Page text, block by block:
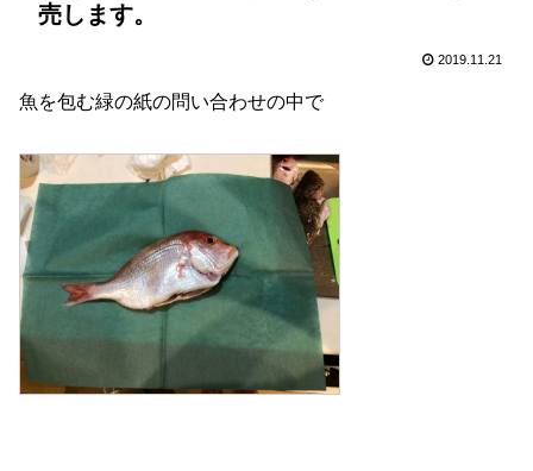
売します。
2019.11.21
魚を包む緑の紙の問い合わせの中で